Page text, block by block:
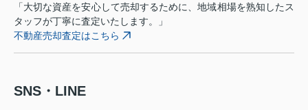
「大切な資産を安心して売却するために、地域相場を熟知したス
タッフが丁寧に査定いたします。」
不動産売却査定はこちら
SNS・LINE